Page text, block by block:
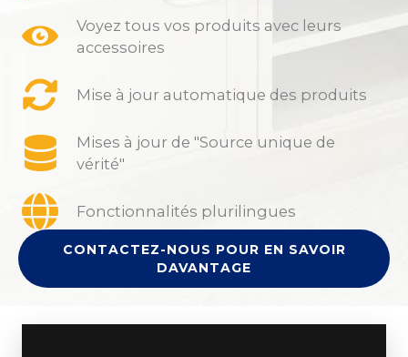
Voyez tous vos produits avec leurs
accessoires
Mise à jour automatique des produits
Mises à jour de "Source unique de
vérité"
Fonctionnalités plurilingues
CONTACTEZ-NOUS POUR EN SAVOIR
DAVANTAGE